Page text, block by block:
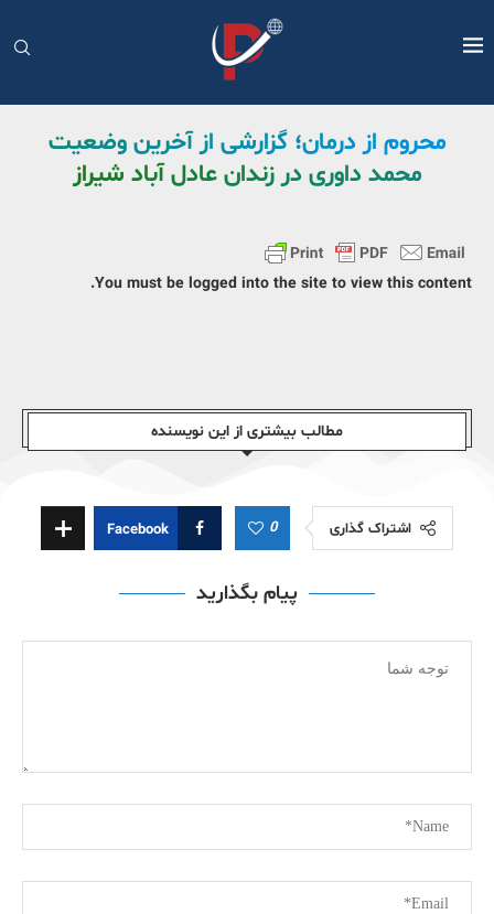
محروم از درمان؛ گزارشی از آخرین وضعیت
محمد داوری در زندان عادل آباد شیراز
You must be logged into the site to view this content.
مطالب بیشتری از این نویسندە
اشتراک گذاری 0
Facebook
پیام بگذارید